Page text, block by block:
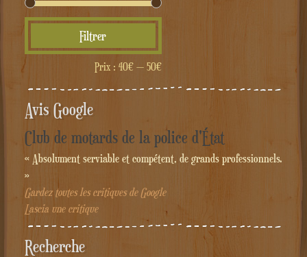
min
max
Filtrer
Prix : 40€— 50€
Avis Google
Club de motards de la police d'État
« Absolument serviable et compétent, de grands professionnels.
»
Gardez toutes les critiques de Google
Lascia une critique
Recherche